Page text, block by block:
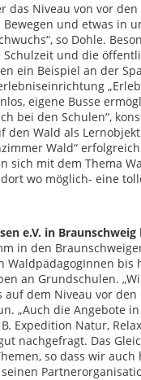
Niveau von vor
und etwas in
so Dohle.
und die
ein Beispiel an der
eigene Busse
bei den Schulen“,
Wald als
Wald“
sich mit dem Thema
wo möglich- eine
e.V. in Braunschweig
in den
bis
an Grundschulen.
dem Niveau vor
„Auch die Angebote
Expedition Natur,
nachgefragt. Das
so dass wir